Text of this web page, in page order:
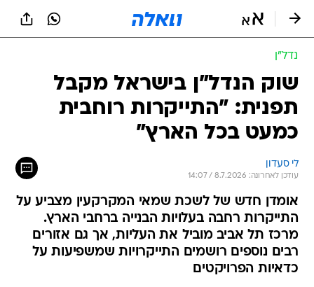
נדל״ן
שוק הנדל"ן בישראל מקבל
תפנית: "התייקרות רוחבית
כמעט בכל הארץ"
לי סעדון
עודכן לאחרונה: 8.7.2026 / 14:07
אומדן חדש של לשכת שמאי המקרקעין מצביע על
התייקרות רחבה בעלויות הבנייה ברחבי הארץ.
מרכז תל אביב מוביל את העליות, אך גם אזורים
רבים נוספים רושמים התייקרויות שמשפיעות על
כדאיות הפרויקטים